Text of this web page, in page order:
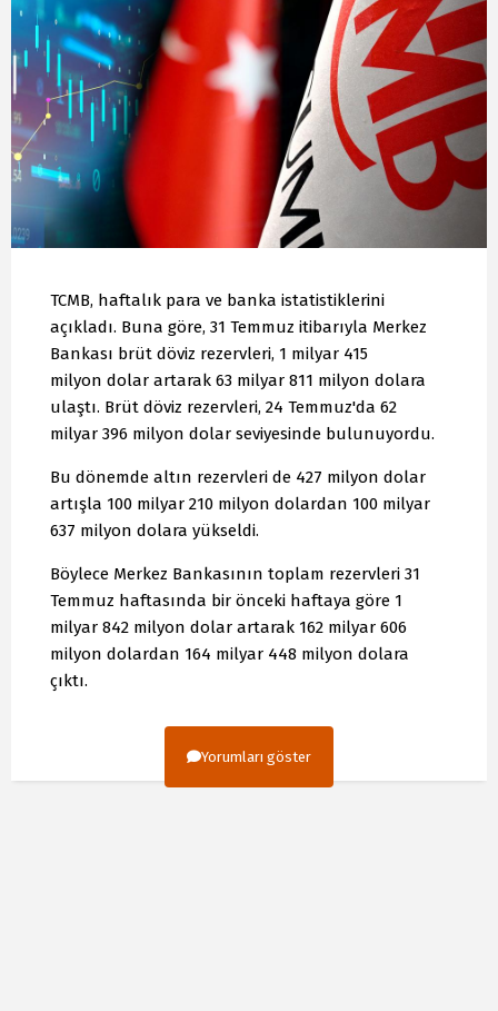
TCMB, haftalık para ve banka istatistiklerini
açıkladı. Buna göre, 31 Temmuz itibarıyla Merkez
Bankası brüt döviz rezervleri, 1 milyar 415
milyon dolar artarak 63 milyar 811 milyon dolara
ulaştı. Brüt döviz rezervleri, 24 Temmuz'da 62
milyar 396 milyon dolar seviyesinde bulunuyordu.
Bu dönemde altın rezervleri de 427 milyon dolar
artışla 100 milyar 210 milyon dolardan 100 milyar
637 milyon dolara yükseldi.
Böylece Merkez Bankasının toplam rezervleri 31
Temmuz haftasında bir önceki haftaya göre 1
milyar 842 milyon dolar artarak 162 milyar 606
milyon dolardan 164 milyar 448 milyon dolara
çıktı.
Yorumları göster